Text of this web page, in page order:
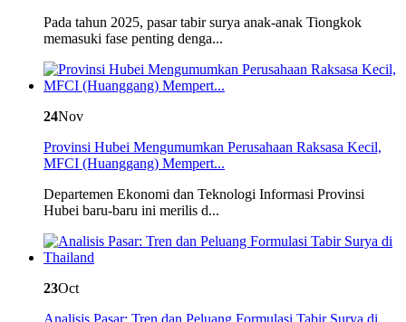
Pada tahun 2025, pasar tabir surya anak-anak Tiongkok
memasuki fase penting denga...
24Nov
Provinsi Hubei Mengumumkan Perusahaan Raksasa Kecil,
MFCI (Huanggang) Mempert...
Departemen Ekonomi dan Teknologi Informasi Provinsi
Hubei baru-baru ini merilis d...
23Oct
Analisis Pasar: Tren dan Peluang Formulasi Tabir Surya di